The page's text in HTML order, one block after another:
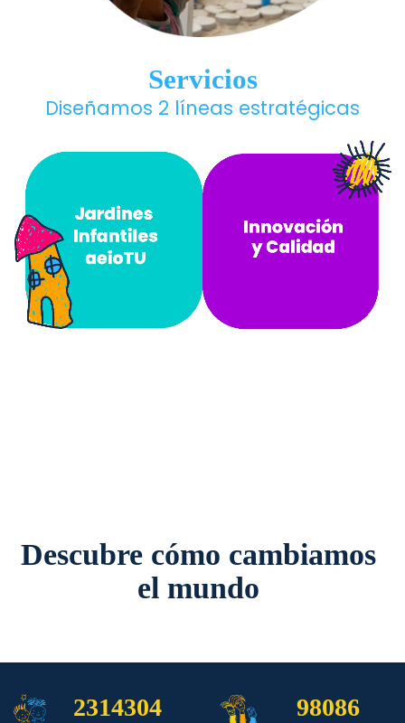
Servicios
Diseñamos 2 líneas estratégicas
Descubre cómo cambiamos
el mundo
2314304 98086